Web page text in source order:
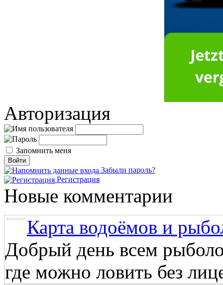
Авторизация
Запомнить меня
Забыли пароль?
Регистрация
Новые комментарии
Карта водоёмов и
Добрый день всем
где можно ловить без